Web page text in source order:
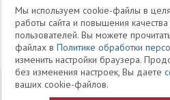
+7 495 504-
© 1994-2026 Юридическая Фирма
Юридические услуги, аудит, офшоры
Мы используем cookie-файлы в
работы сайта и повышения
пользователей. Вы можете
файлах вПолитике обработки
изменить настройки браузера.
без изменения настроек, Вы даете
ваших cookie-файлов.